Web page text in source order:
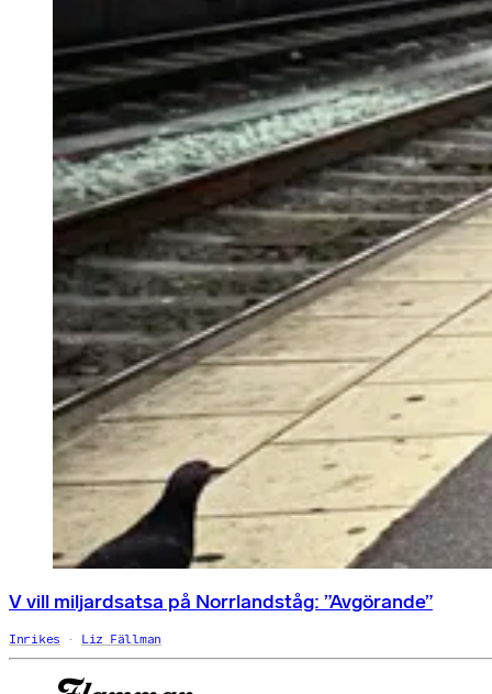
V vill miljardsatsa på Norrlandståg: ”Avgörande”
Inrikes Liz Fällman